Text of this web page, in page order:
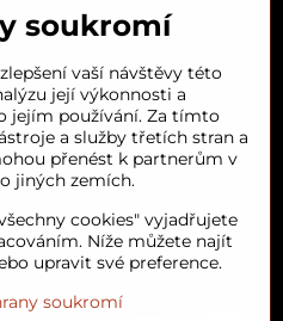
soukromí
vaší návštěvy této
její výkonnosti a
jejím používání. Za tímto
a služby třetích stran a
přenést k partnerům v
jiných zemích.
cookies" vyjadřujete
Níže můžete najít
upravit své preference.
soukromí